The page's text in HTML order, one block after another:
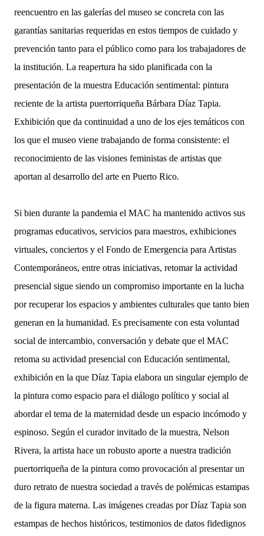
reencuentro en las galerías del museo se concreta con las
garantías sanitarias requeridas en estos tiempos de cuidado y
prevención tanto para el público como para los trabajadores de
la institución. La reapertura ha sido planificada con la
presentación de la muestra Educación sentimental: pintura
reciente de la artista puertorriqueña Bárbara Díaz Tapia.
Exhibición que da continuidad a uno de los ejes temáticos con
los que el museo viene trabajando de forma consistente: el
reconocimiento de las visiones feministas de artistas que
aportan al desarrollo del arte en Puerto Rico.
Si bien durante la pandemia el MAC ha mantenido activos sus
programas educativos, servicios para maestros, exhibiciones
virtuales, conciertos y el Fondo de Emergencia para Artistas
Contemporáneos, entre otras iniciativas, retomar la actividad
presencial sigue siendo un compromiso importante en la lucha
por recuperar los espacios y ambientes culturales que tanto bien
generan en la humanidad. Es precisamente con esta voluntad
social de intercambio, conversación y debate que el MAC
retoma su actividad presencial con Educación sentimental,
exhibición en la que Díaz Tapia elabora un singular ejemplo de
la pintura como espacio para el diálogo político y social al
abordar el tema de la maternidad desde un espacio incómodo y
espinoso. Según el curador invitado de la muestra, Nelson
Rivera, la artista hace un robusto aporte a nuestra tradición
puertorriqueña de la pintura como provocación al presentar un
duro retrato de nuestra sociedad a través de polémicas estampas
de la figura materna. Las imágenes creadas por Díaz Tapia son
estampas de hechos históricos, testimonios de datos fidedignos